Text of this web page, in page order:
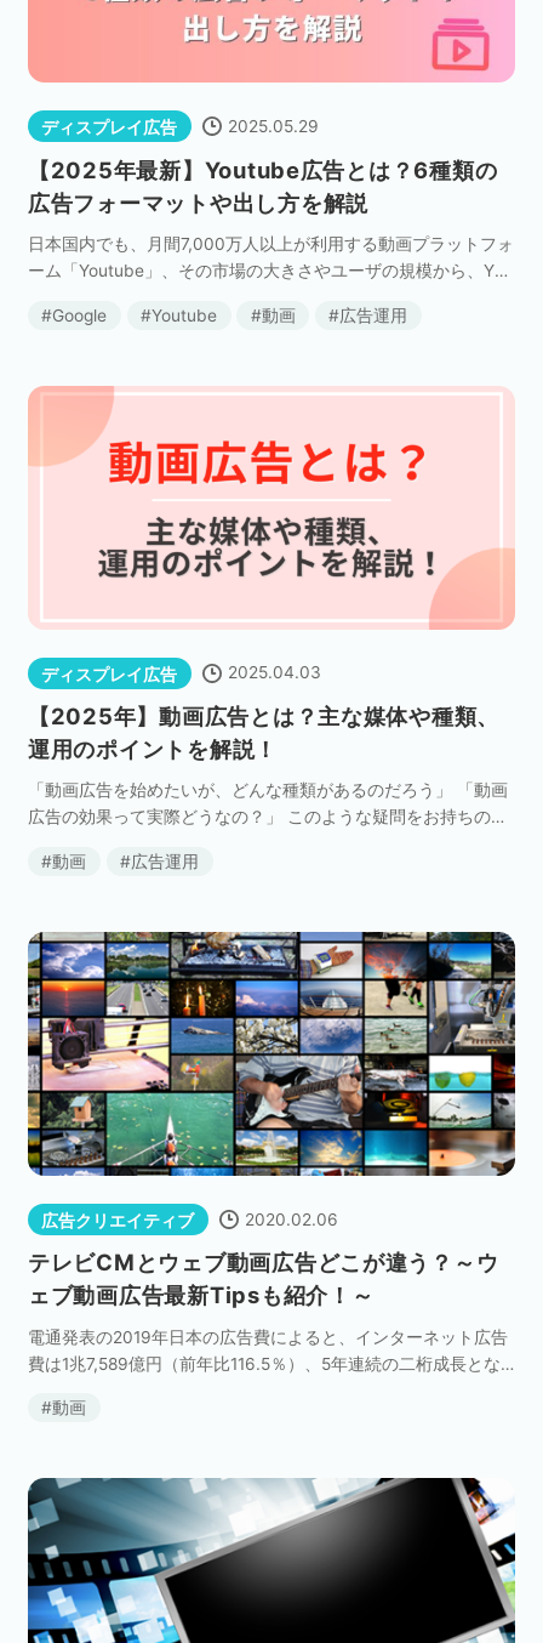
ディスプレイ広告 2025.05.29
【2025年最新】Youtube広告とは？6種類の
広告フォーマットや出し方を解説
日本国内でも、月間7,000万人以上が利用する動画プラットフォ
ーム「Youtube」、その市場の大きさやユーザの規模から、You
utube広告について詳しく […]
Google Youtube 動画 広告運用
ディスプレイ広告 2025.04.03
【2025年】動画広告とは？主な媒体や種類、
運用のポイントを解説！
「動画広告を始めたいが、どんな種類があるのだろう」 「動画
広告の効果って実際どうなの？」 このような疑問をお持ちの方
問わず様々な企業が活用する動画広告ですが、始め […]
動画 広告運用
広告クリエイティブ 2020.02.06
テレビCMとウェブ動画広告どこが違う？～ウ
ェブ動画広告最新Tipsも紹介！～
電通発表の2019年日本の広告費によると、インターネット広告
費は1兆7,589億円（前年比116.5％）、5年連続の二桁成長とな
です。 その影響もあり、テレ […]
動画